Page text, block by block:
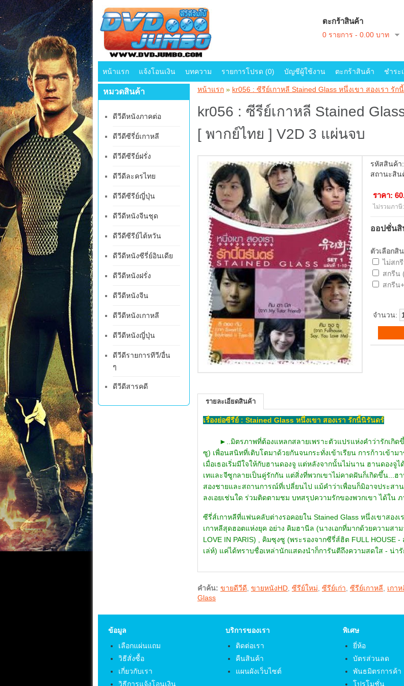
ตะกร้าสินค้า
0 รายการ - 0.00 บาท
หน้าแรก แจ้งโอนเงิน บทความ รายการโปรด (0) บัญชีผู้ใช้งาน ตะกร้าสินค้า ชำระ
หมวดสินค้า
ดีวีดีหนังภาคต่อ
ดีวีดีซีรี่ย์เกาหลี
ดีวีดีซีรีย์ฝรั่ง
ดีวีดีละครไทย
ดีวีดีซีรีย์ญี่ปุ่น
ดีวีดีหนังจีนชุด
ดีวีดีซีรีย์ไต้หวัน
ดีวีดีหนังซีรี่ย์อินเดีย
ดีวีดีหนังฝรั่ง
ดีวีดีหนังจีน
ดีวีดีหนังเกาหลี
ดีวีดีหนังญี่ปุ่น
ดีวีดีรายการทีวี/อื่น
ๆ
ดีวีดีสารคดี
หน้าแรก » kr056 : ซีรีย์เกาหลี Stained Glass หนึ่งเขา สองเรา รั
kr056 : ซีรีย์เกาหลี Stained
[ พากย์ไทย ] V2D 3 แผ่นจบ
รหัสสินค้า:
สถานะสิน
ราคา:
ไม่รวมภาษี
ออปชั่นสิ
ตัวเลือกสิ
ไม่สก
สกรีน
สกรีน
จำนวน:
รายละเอียดสินค้า
เรื่องย่อซีรีย์ : Stained Glass หนึ่งเขา สองเรา รักนี้นิรันดร์
►
..มิตรภาพที่ต้องแหลกสลายเพราะตัวแปรแห่งคำว่ารักเ
ซู) เพื่อนสนิทที่เติบโตมาด้วยกันจนกระทั่งเข้าเรียน การก้าวเข้า
เมื่อเธอเริ่มมีใจให้กับฮานดองจู แต่หลังจากนั้นไม่นาน ฮานดองจู
เทและจีซูกลายเป็นคู่รักกัน แต่สิ่งที่พวกเขาไม่คาดฝันก็เกิดขึ้น...
สองชายและสถานการณ์ที่เปลี่ยนไป แม้คำว่าเพื่อนก็มิอาจประสา
ลงเอยเช่นใด ร่วมติดตามชม บทสรุปความรักของพวกเขา ได้ใน
ซีรี่ส์เกาหลีที่แฟนคลับต่างรอคอยใน Stained Glass หนึ่งเขาสอ
เกาหลีสุดฮอตแห่งยุค อย่าง คิมฮานีล (นางเอกที่มากด้วยความสา
LOVE IN PARIS) , คิมซุงซู (พระรองจากซีรี่ส์ฮิต FULL HOUSE
เล่ห์) แค่ได้ทราบชื่อเหล่านักแสดงนำก็การันตีถึงความสดใส - น่า
คำค้น: ขายดีวีดี ขายหนังHD ซีรีย์ใหม่ ซีรีย์เก่า ซีรีย์เกาหลี เกาห
Glass
ข้อมูล
เลือกแผ่นแถม
วิธีสั่งซื้อ
เกี่ยวกับเรา
วิธีการแจ้งโอนเงิน
บริการของเรา
ติดต่อเรา
คืนสินค้า
แผนผังเว็บไซต์
พิเศษ
ยี่ห้อ
บัตรส่วนลด
พันธมิตรการค้า
โปรโมชั่น